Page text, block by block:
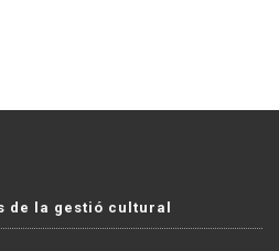
de la gestió cultural